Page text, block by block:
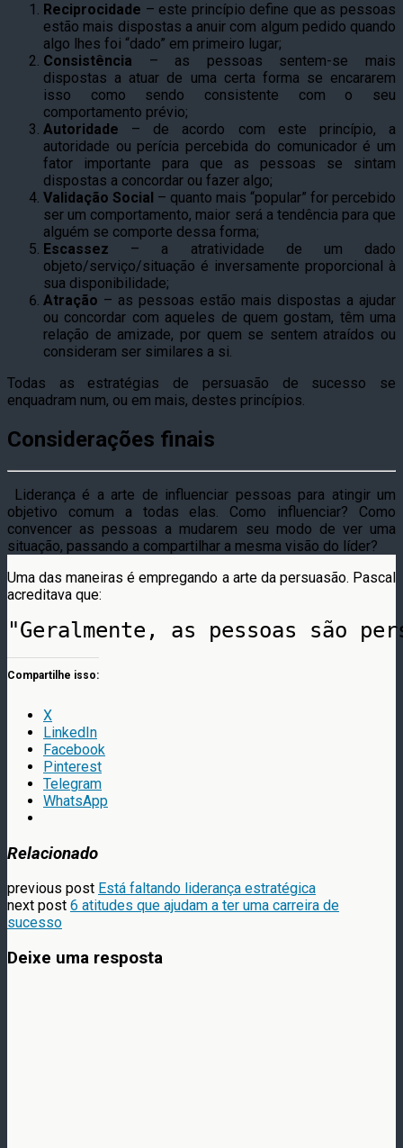
Reciprocidade – este princípio define que as pessoas
estão mais dispostas a anuir com algum pedido quando
algo lhes foi “dado” em primeiro lugar;
Consistência – as pessoas sentem-se mais
dispostas a atuar de uma certa forma se encararem
isso como sendo consistente com o seu
comportamento prévio;
Autoridade – de acordo com este princípio, a
autoridade ou perícia percebida do comunicador é um
fator importante para que as pessoas se sintam
dispostas a concordar ou fazer algo;
Validação Social – quanto mais “popular” for percebido
ser um comportamento, maior será a tendência para que
alguém se comporte dessa forma;
Escassez – a atratividade de um dado
objeto/serviço/situação é inversamente proporcional à
sua disponibilidade;
Atração – as pessoas estão mais dispostas a ajudar
ou concordar com aqueles de quem gostam, têm uma
relação de amizade, por quem se sentem atraídos ou
consideram ser similares a si.
Todas as estratégias de persuasão de sucesso se
enquadram num, ou em mais, destes princípios.
Considerações finais
Liderança é a arte de influenciar pessoas para atingir um
objetivo comum a todas elas. Como influenciar? Como
convencer as pessoas a mudarem seu modo de ver uma
situação, passando a compartilhar a mesma visão do líder?
Uma das maneiras é empregando a arte da persuasão. Pascal
acreditava que:
Compartilhe isso:
X
LinkedIn
Facebook
Pinterest
Telegram
WhatsApp
Relacionado
previous post Está faltando liderança estratégica
next post 6 atitudes que ajudam a ter uma carreira de
sucesso
Deixe uma resposta